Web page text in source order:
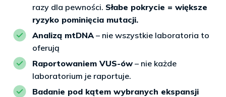
razy dla pewności. Słabe pokrycie = większe
ryzyko pominięcia mutacji.
Analizą mtDNA – nie wszystkie laboratoria to
oferują
Raportowaniem VUS-ów – nie każde
laboratorium je raportuje.
Badanie pod kątem wybranych ekspansji